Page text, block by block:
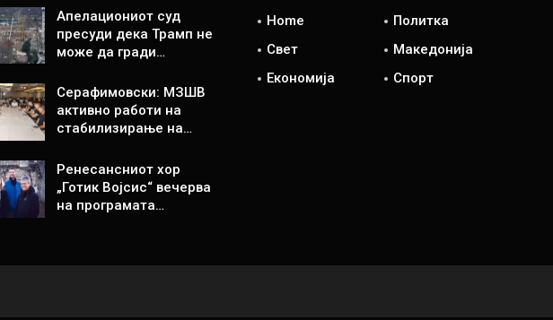
Апелациониот суд
пресуди дека Трамп не
може да гради…
Серафимовски: МЗШВ
активно работи на
стабилизирање на…
Ренесансниот хор
„Готик Војсис“ вечерва
на програмата…
Home
Политка
Свет
Македонија
Економија
Спорт